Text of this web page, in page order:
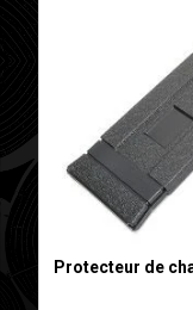
Protecteur de